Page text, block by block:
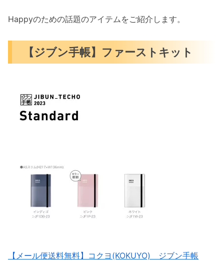
Happyのための話題のアイテムをご紹介します。
【ジブン手帳】ファーストキット
【メール便送料無料】コクヨ(KOKUYO) ジブン手帳